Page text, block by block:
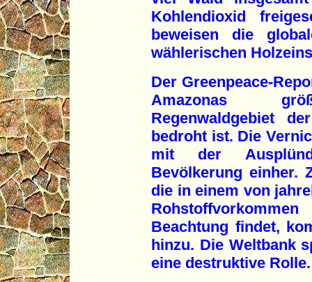
Kohlendioxid
beweisen die
wählerischen
Der Greenpeace-
Amazonas
Regenwaldgebiet
bedroht ist. Die
mit der
Bevölkerung einher.
die in einem von
Beachtung findet,
hinzu. Die Weltbank
eine destruktive Rolle.